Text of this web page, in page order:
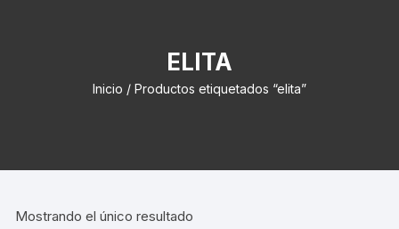
ELITA
Inicio / Productos etiquetados “elita”
Mostrando el único resultado